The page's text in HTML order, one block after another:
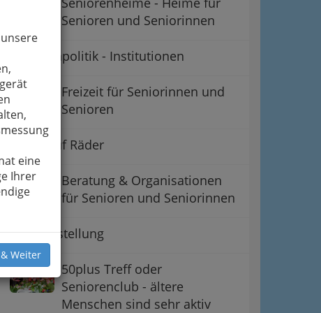
eine
Ihrer
Weiter
Senioren und Seniorinnen
Seniorenpolitik - Institutionen
Freizeit für Seniorinnen und
Senioren
Essen auf Räder
Beratung & Organisationen
für Senioren und Seniorinnen
Essenzustellung
50plus Treff oder
Seniorenclub - ältere
Menschen sind sehr aktiv